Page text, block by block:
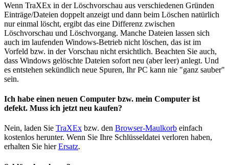
Wenn TraXEx in der Löschvorschau aus verschiedenen Gründen
Einträge/Dateien doppelt anzeigt und dann beim Löschen natürlich
nur einmal löscht, ergibt das eine Differenz zwischen
Löschvorschau und Löschvorgang. Manche Dateien lassen sich
auch im laufenden Windows-Betrieb nicht löschen, das ist im
Vorfeld bzw. in der Vorschau nicht ersichtlich. Beachten Sie auch,
dass Windows gelöschte Dateien sofort neu (aber leer) anlegt. Und
es entstehen sekündlich neue Spuren, Ihr PC kann nie "ganz sauber"
sein.
Ich habe einen neuen Computer bzw. mein Computer ist
defekt. Muss ich jetzt neu kaufen?
Nein, laden Sie TraXEx bzw. den Browser-Maulkorb einfach
kostenlos herunter. Wenn Sie Ihre Schlüsseldatei verloren haben,
erhalten Sie hierErsatz.